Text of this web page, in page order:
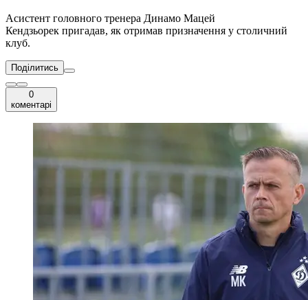
Асистент головного тренера Динамо Мацей
Кендзьорек пригадав, як отримав призначення у столичний
клуб.
Поділитись
0
коментарі